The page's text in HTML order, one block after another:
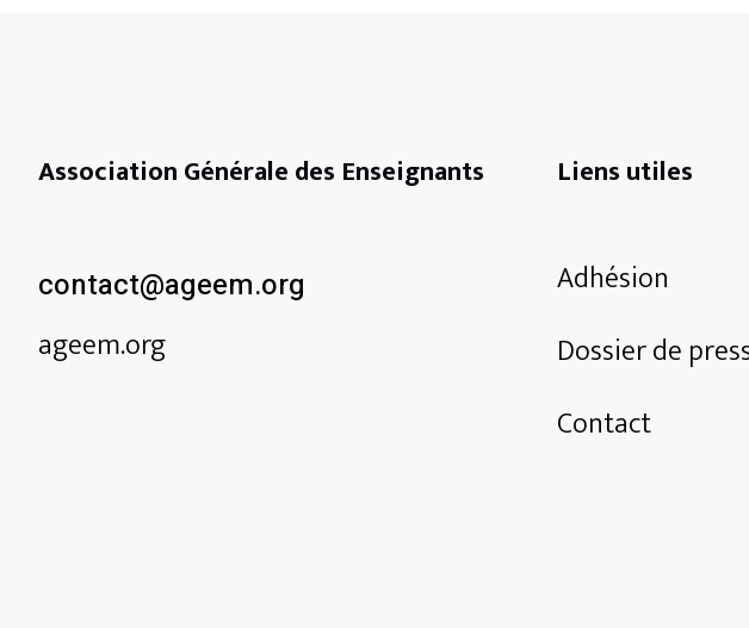
Association Générale des Enseignants
contact@ageem.org
ageem.org
Liens utiles
Adhésion
Dossier de
Contact